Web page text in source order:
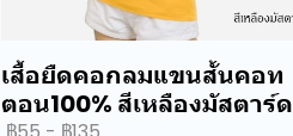
เสื้อยืดคอกลมแขนสั้นคอท
ตอน100% สีเหลืองมัสตาร์ด